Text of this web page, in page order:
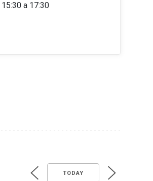
15:30 a 17:30
TODAY